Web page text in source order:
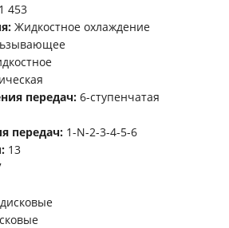
1 453
Жидкостное охлаждение
передач: 6-ступенчатая
передач: 1-N-2-3-4-5-6
13
дисковые